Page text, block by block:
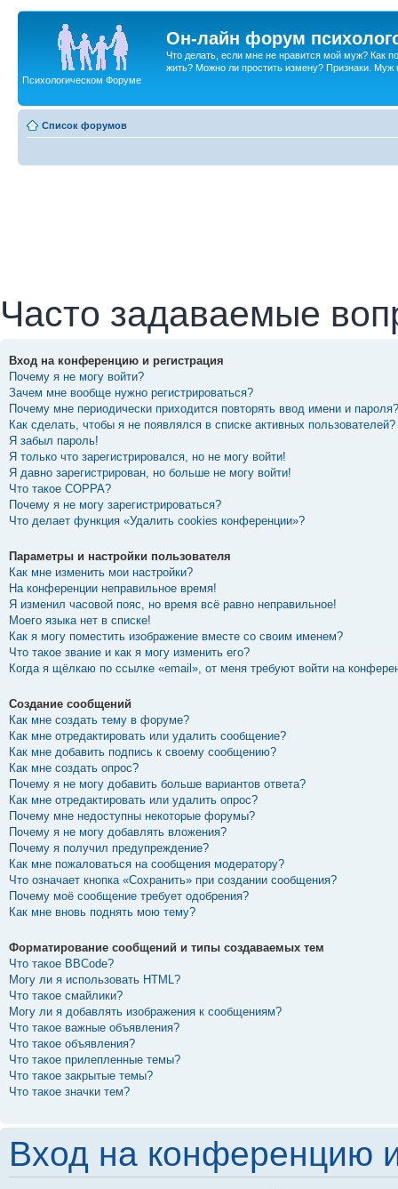
Он-лайн форум
Что делать, если мне не нравится мой муж? Как
жить? Можно ли простить измену? Признаки. Муж
Психологическом Форуме
Список форумов
Часто задаваемые
Вход на конференцию и регистрация
Почему я не могу войти?
Зачем мне вообще нужно регистрироваться?
Почему мне периодически приходится повторять ввод имени и пароля?
Как сделать, чтобы я не появлялся в списке активных пользователей?
Я забыл пароль!
Я только что зарегистрировался, но не могу войти!
Я давно зарегистрирован, но больше не могу войти!
Что такое COPPA?
Почему я не могу зарегистрироваться?
Что делает функция «Удалить cookies конференции»?
Параметры и настройки пользователя
Как мне изменить мои настройки?
На конференции неправильное время!
Я изменил часовой пояс, но время всё равно неправильное!
Моего языка нет в списке!
Как я могу поместить изображение вместе со своим именем?
Что такое звание и как я могу изменить его?
Когда я щёлкаю по ссылке «email», от меня требуют войти на
Создание сообщений
Как мне создать тему в форуме?
Как мне отредактировать или удалить сообщение?
Как мне добавить подпись к своему сообщению?
Как мне создать опрос?
Почему я не могу добавить больше вариантов ответа?
Как мне отредактировать или удалить опрос?
Почему мне недоступны некоторые форумы?
Почему я не могу добавлять вложения?
Почему я получил предупреждение?
Как мне пожаловаться на сообщения модератору?
Что означает кнопка «Сохранить» при создании сообщения?
Почему моё сообщение требует одобрения?
Как мне вновь поднять мою тему?
Форматирование сообщений и типы создаваемых тем
Что такое BBCode?
Могу ли я использовать HTML?
Что такое смайлики?
Могу ли я добавлять изображения к сообщениям?
Что такое важные объявления?
Что такое объявления?
Что такое прилепленные темы?
Что такое закрытые темы?
Что такое значки тем?
Вход на конференцию